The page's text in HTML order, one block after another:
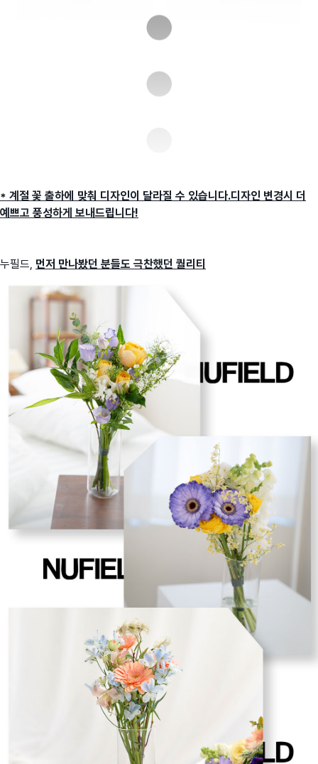
* 계절 꽃 출하에 맞춰 디자인이 달라질 수 있습니다.디자인 변경시 더
예쁘고 풍성하게 보내드립니다!
누필드, 먼저 만나봤던 분들도 극찬했던 퀄리티